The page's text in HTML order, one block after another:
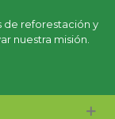
de reforestación y
nuestra misión.